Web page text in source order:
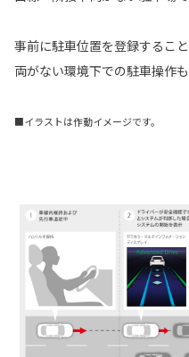
事前に駐車位置を登録するこ
両がない環境下での駐車操作も
■イラストは作動イメージです。